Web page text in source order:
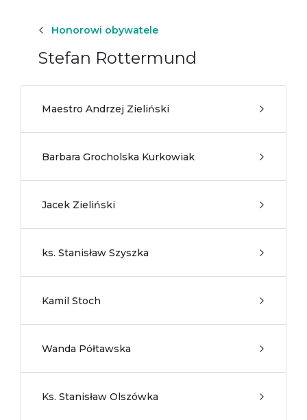
Honorowi obywatele
Stefan Rottermund
Maestro Andrzej Zieliński
Barbara Grocholska Kurkowiak
Jacek Zieliński
ks. Stanisław Szyszka
Kamil Stoch
Wanda Półtawska
Ks. Stanisław Olszówka